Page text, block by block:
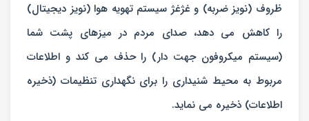
ظروف (نویز ضربه) و غژغژ سیستم تهویه هوا (نویز دیجیتال)
را کاهش می دهد، صدای مردم در میزهای پشت شما
(سیستم میکروفون جهت دار) را حذف می کند و اطلاعات
مربوط به محیط شنیداری را برای نگهداری تنظیمات (ذخیره
اطلاعات) ذخیره می نماید.